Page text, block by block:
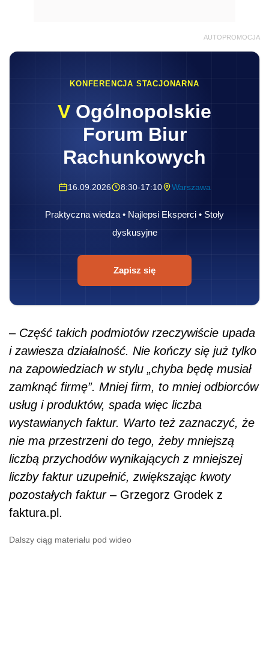
AUTOPROMOCJA
KONFERENCJA STACJONARNA
V Ogólnopolskie
Forum Biur
Rachunkowych
16.09.2026 8:30-17:10 Warszawa
Praktyczna wiedza • Najlepsi Eksperci • Stoły
dyskusyjne
Zapisz się
– Część takich podmiotów rzeczywiście upada
i zawiesza działalność. Nie kończy się już tylko
na zapowiedziach w stylu „chyba będę musiał
zamknąć firmę”. Mniej firm, to mniej odbiorców
usług i produktów, spada więc liczba
wystawianych faktur. Warto też zaznaczyć, że
nie ma przestrzeni do tego, żeby mniejszą
liczbą przychodów wynikających z mniejszej
liczby faktur uzupełnić, zwiększając kwoty
pozostałych faktur – Grzegorz Grodek z
faktura.pl.
Dalszy ciąg materiału pod wideo